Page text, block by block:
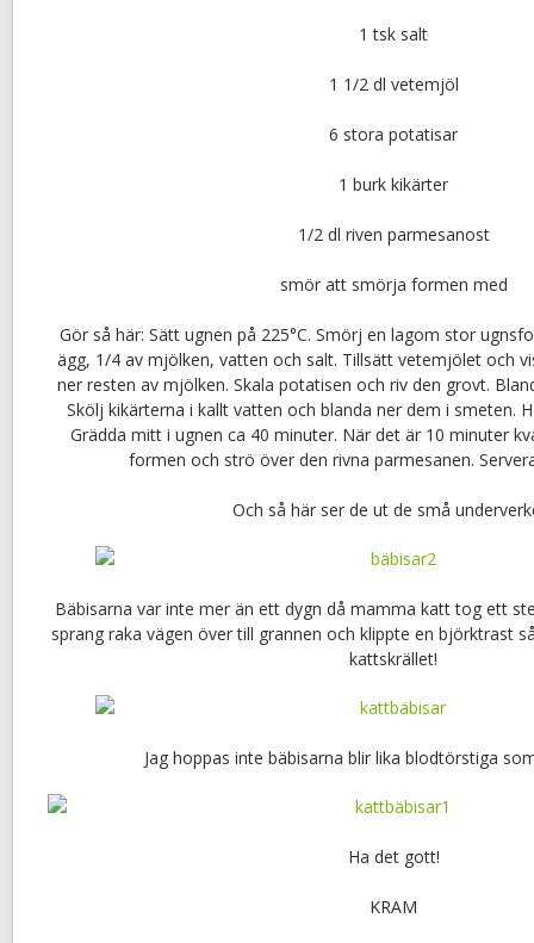
1 tsk salt
1 1/2 dl vetemjöl
6 stora potatisar
1 burk kikärter
1/2 dl riven parmesanost
smör att smörja formen med
Gör så här: Sätt ugnen på 225°C. Smörj en lagom stor
ägg, 1/4 av mjölken, vatten och salt. Tillsätt vetemjölet och
ner resten av mjölken. Skala potatisen och riv den grovt.
Skölj kikärterna i kallt vatten och blanda ner dem i smeten.
Grädda mitt i ugnen ca 40 minuter. När det är 10 minuter
formen och strö över den rivna parmesanen.
Och så här ser de ut de små
Bäbisarna var inte mer än ett dygn då mamma katt tog ett
sprang raka vägen över till grannen och klippte en björktrast
kattskrället!
Jag hoppas inte bäbisarna blir lika blodtörstiga
Ha det gott!
KRAM